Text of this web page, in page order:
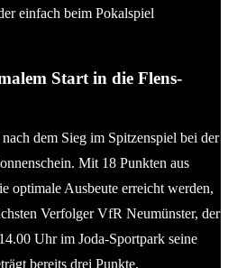
einfach beim Pokalspiel
Start in die Flens-
dem Sieg im Spitzenspiel bei der
Mit 18 Punkten aus
optimale Ausbeute erreicht werden,
Verfolger VfR Neumünster, der
Uhr im Joda-Sportpark seine
bereits drei Punkte.